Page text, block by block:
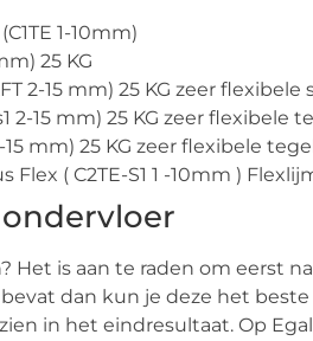
1-10mm)
25 KG
2-15 mm) 25 KG zeer flexibele
2-15 mm) 25 KG zeer flexibele
mm) 25 KG zeer flexibele
Flex ( C2TE-S1 1 -10mm )
Het is aan te raden om eerst
dan kun je deze het
in het eindresultaat. Op